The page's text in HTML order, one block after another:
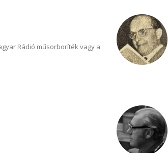
Rádió műsorboríték vagy a